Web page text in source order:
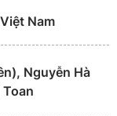
Nam
Nguyễn Hà